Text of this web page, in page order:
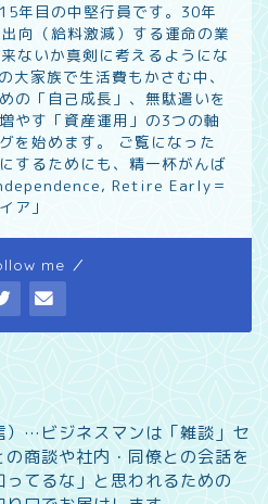
年目の中堅行員です。30年
向（給料激減）する運命の業
ないか真剣に考えるようにな
大家族で生活費もかさむ中、
の「自己成長」、無駄遣いを
やす「資産運用」の3つの軸
を始めます。 ご覧になった
するためにも、精一杯がんば
Retire Early＝
ア」
me ／
）… ビジネスマンは「雑談」セ
商談や社内・同僚との会話を
てるな」と思われるための